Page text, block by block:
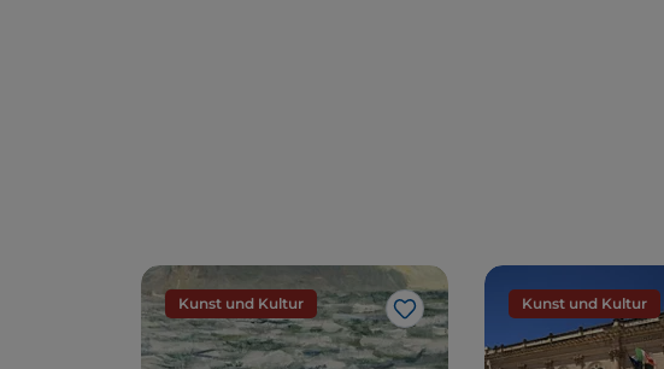
Kunst und Kultur
Like
Kunst und Kultur